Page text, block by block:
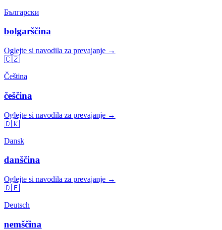
Български
bolgarščina
Oglejte si navodila za prevajanje →
🇨🇿
Čeština
češčina
Oglejte si navodila za prevajanje →
🇩🇰
Dansk
danščina
Oglejte si navodila za prevajanje →
🇩🇪
Deutsch
nemščina